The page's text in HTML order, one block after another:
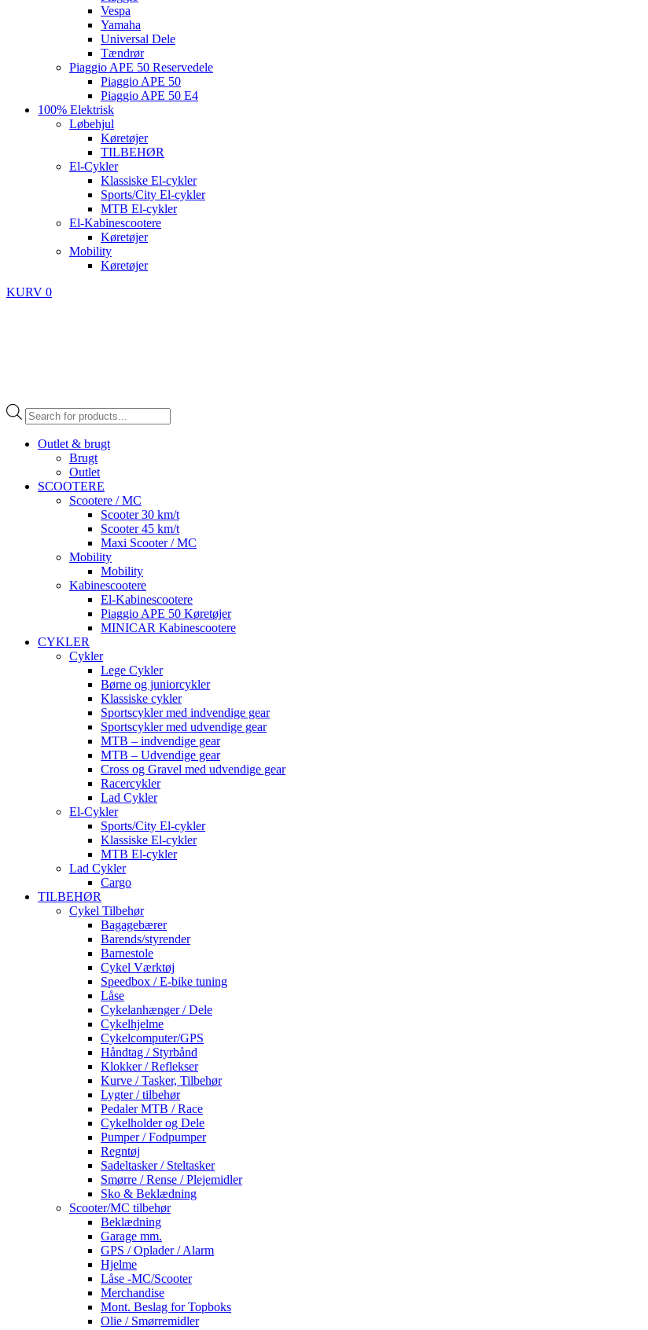
Vespa
Yamaha
Universal Dele
Tændrør
Piaggio APE 50 Reservedele
Piaggio APE 50
Piaggio APE 50 E4
100% Elektrisk
Løbehjul
Køretøjer
TILBEHØR
El-Cykler
Klassiske El-cykler
Sports/City El-cykler
MTB El-cykler
El-Kabinescootere
Køretøjer
Mobility
Køretøjer
KURV 0
Products
search
Outlet & brugt
Brugt
Outlet
SCOOTERE
Scootere / MC
Scooter 30 km/t
Scooter 45 km/t
Maxi Scooter / MC
Mobility
Mobility
Kabinescootere
El-Kabinescootere
Piaggio APE 50 Køretøjer
MINICAR Kabinescootere
CYKLER
Cykler
Lege Cykler
Børne og juniorcykler
Klassiske cykler
Sportscykler med indvendige gear
Sportscykler med udvendige gear
MTB – indvendige gear
MTB – Udvendige gear
Cross og Gravel med udvendige gear
Racercykler
Lad Cykler
El-Cykler
Sports/City El-cykler
Klassiske El-cykler
MTB El-cykler
Lad Cykler
Cargo
TILBEHØR
Cykel Tilbehør
Bagagebærer
Barends/styrender
Barnestole
Cykel Værktøj
Speedbox / E-bike tuning
Låse
Cykelanhænger / Dele
Cykelhjelme
Cykelcomputer/GPS
Håndtag / Styrbånd
Klokker / Reflekser
Kurve / Tasker, Tilbehør
Lygter / tilbehør
Pedaler MTB / Race
Cykelholder og Dele
Pumper / Fodpumper
Regntøj
Sadeltasker / Steltasker
Smørre / Rense / Plejemidler
Sko & Beklædning
Scooter/MC tilbehør
Beklædning
Garage mm.
GPS / Oplader / Alarm
Hjelme
Låse -MC/Scooter
Merchandise
Mont. Beslag for Topboks
Olie / Smørremidler